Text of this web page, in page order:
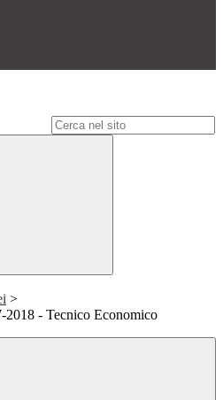
>
2018 - Tecnico Economico